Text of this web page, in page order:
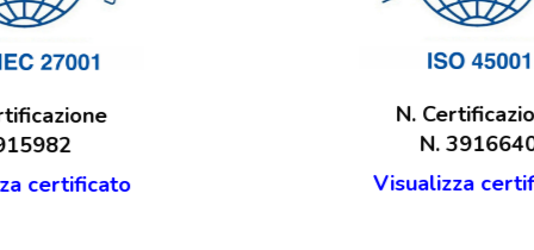
N. Certificazione
QMS23230170 - 37.0044
Visualizza certificato